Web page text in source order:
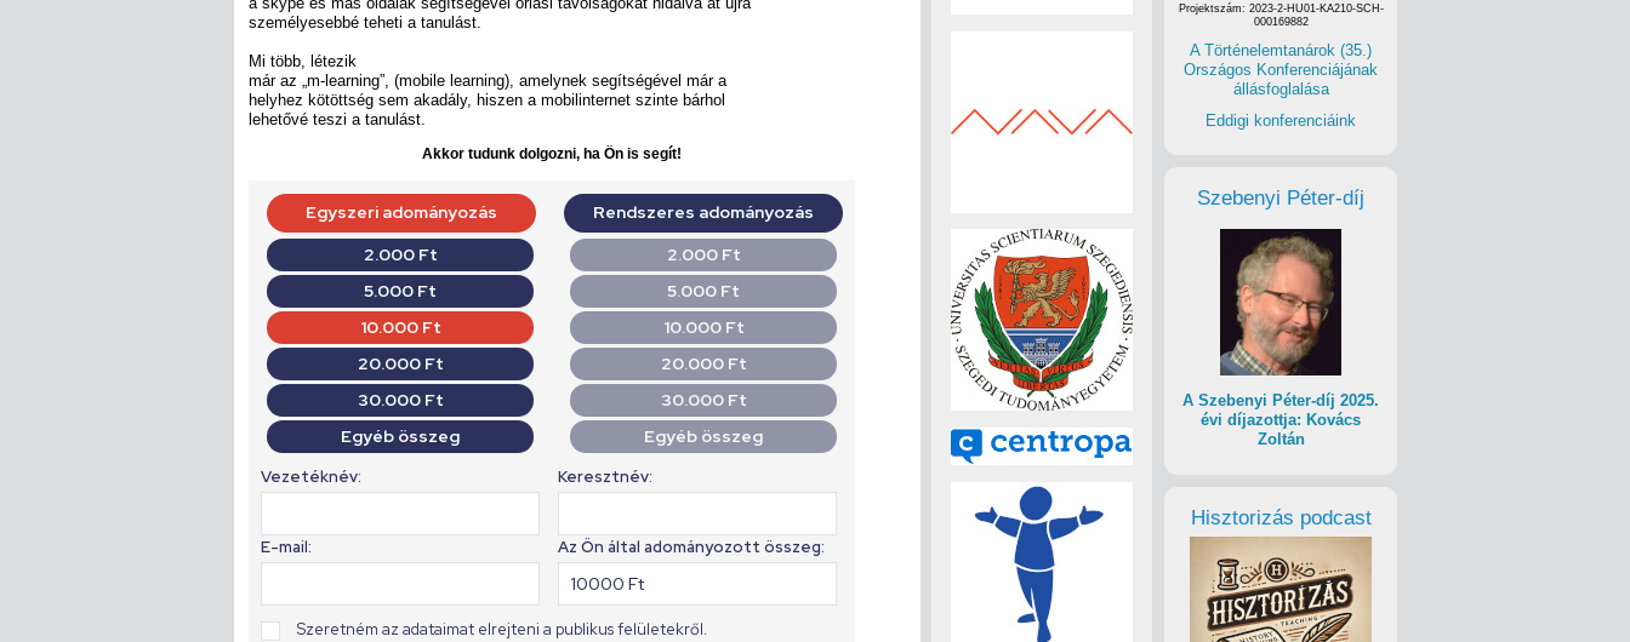
személyesebbé teheti a tanulást.
Mi több, létezik
már az „m-learning”, (mobile learning), amelynek segítségével már a
helyhez kötöttség sem akadály, hiszen a mobilinternet szinte bárhol
lehetővé teszi a tanulást.
Akkor tudunk dolgozni, ha Ön is segít!
Projektszám: 2023-2-HU01-KA210-SCH-
000169882
A Történelemtanárok (35.)
Országos Konferenciájának
állásfoglalása
Eddigi konferenciáink
Szebenyi Péter-díj
A Szebenyi Péter-díj 2025.
évi díjazottja: Kovács
Zoltán
Hisztorizás podcast